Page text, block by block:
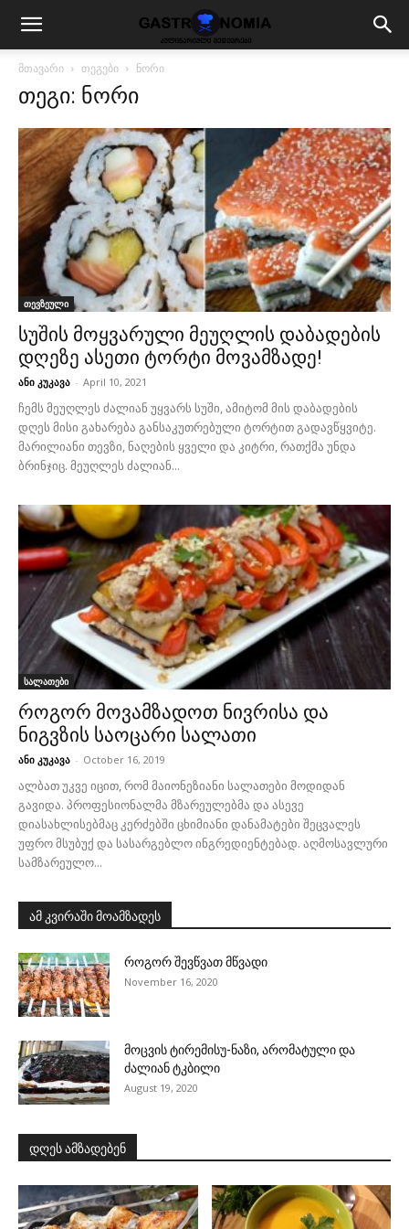
მთავარი თეგები ნორი
თეგი: ნორი
თევზეული
სუშის მოყვარული მეუღლის დაბადების
დღეზე ასეთი ტორტი მოვამზადე!
ანი კუკავა - April 10, 2021
ჩემს მეუღლეს ძალიან უყვარს სუში, ამიტომ მის დაბადების
დღეს მისი გახარება განსაკუთრებული ტორტით გადავწყვიტე.
მარილიანი თევზი, ნაღების ყველი და კიტრი, რათქმა უნდა
ბრინჯიც. მეუღლეს ძალიან...
სალათები
როგორ მოვამზადოთ ნივრისა და
ნიგვზის საოცარი სალათი
ანი კუკავა - October 16, 2019
ალბათ უკვე იცით, რომ მაიონეზიანი სალათები მოდიდან
გავიდა. პროფესიონალმა მზარეულებმა და ასევე
დიასახლისებმაც კერძებში ცხიმიანი დანამატები შეცვალეს
უფრო მსუბუქ და სასარგებლო ინგრედიენტებად. აღმოსავლური
სამზარეულო...
ამ კვირაში მოამზადეს
როგორ შევწვათ მწვადი
November 16, 2020
მოცვის ტირემისუ-ნაზი, არომატული და
ძალიან ტკბილი
August 19, 2020
დღეს ამზადებენ